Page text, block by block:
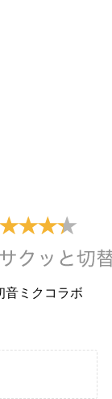
音ミクコラボ